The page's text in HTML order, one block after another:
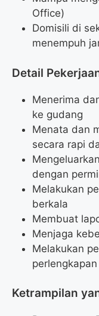
Office)
Domisili di
menempuh
Detail
Menerima
ke gudang
Menata dan
secara rapi
dengan
Melakukan
berkala
Membuat
Menjaga
Melakukan
Ketrampilan